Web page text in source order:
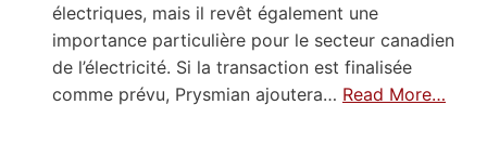
électriques, mais il revêt également une
importance particulière pour le secteur canadien
de l’électricité. Si la transaction est finalisée
comme prévu, Prysmian ajoutera… Read More…